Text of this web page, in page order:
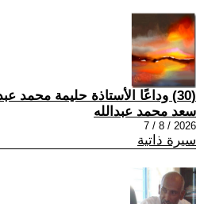
(30) وداعًا الأستاذة حليمة محمد عبدالله
سعد محمد عبدالله
2026 / 8 / 7
سيرة ذاتية